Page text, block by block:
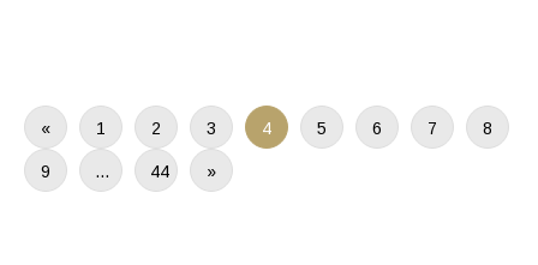
« 1 2 3 4 5 6 7 8
9 … 44 »